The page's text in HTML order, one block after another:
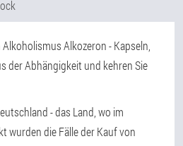
Alkozeron - Kapseln,
der Abhängigkeit und kehren Sie
- das Land, wo im
wurden die Fälle der Kauf von